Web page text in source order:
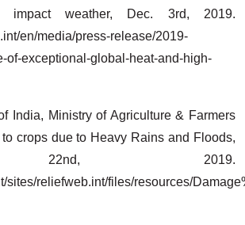
weather, Dec. 3rd, 2019.
en/media/press-release/2019-
of-exceptional-global-heat-and-high-
India, Ministry of Agriculture & Farmers
crops due to Heavy Rains and Floods,
2019.
sites/reliefweb.int/files/resources/